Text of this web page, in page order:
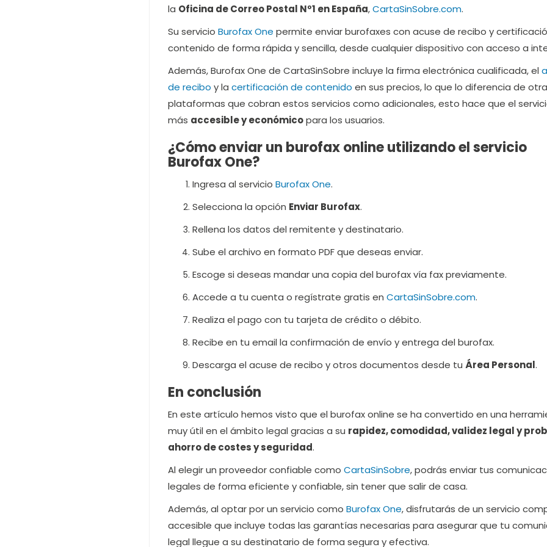
la Oficina de Correo Postal Nº1 en España,CartaSinSobre.com.
Su servicio Burofax One permite enviar burofaxes con acuse de recibo y
contenido de forma rápida y sencilla, desde cualquier dispositivo con acceso a
Además, Burofax One de CartaSinSobre incluye la firma electrónica cualificada, el
de recibo y la certificación de contenido en sus precios, lo que lo diferencia de
plataformas que cobran estos servicios como adicionales, esto hace que el
más accesible y económicopara los usuarios.
¿Cómo enviar un burofax online utilizando el servicio
Burofax One?
Ingresa al servicio Burofax One.
Selecciona la opción Enviar Burofax.
Rellena los datos del remitente y destinatario.
Sube el archivo en formato PDF que deseas enviar.
Escoge si deseas mandar una copia del burofax vía fax previamente.
Accede a tu cuenta o regístrate gratis en CartaSinSobre.com.
Realiza el pago con tu tarjeta de crédito o débito.
Recibe en tu email la confirmación de envío y entrega del burofax.
Descarga el acuse de recibo y otros documentos desde tu Área Personal.
En conclusión
En este artículo hemos visto que el burofax online se ha convertido en una
muy útil en el ámbito legal gracias a su rapidez, comodidad, validez legal y
ahorro de costes y seguridad.
Al elegir un proveedor confiable como CartaSinSobre, podrás enviar tus
legales de forma eficiente y confiable, sin tener que salir de casa.
Además, al optar por un servicio como Burofax One, disfrutarás de un servicio
accesible que incluye todas las garantías necesarias para asegurar que tu
legal llegue a su destinatario de forma segura y efectiva.